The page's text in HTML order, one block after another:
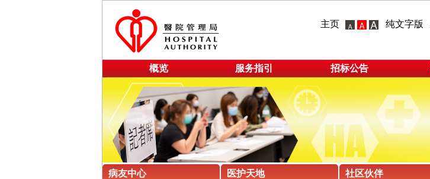
主页 纯文字版
概览 服务指引 招标公告
病友中心 医护天地 社区伙伴